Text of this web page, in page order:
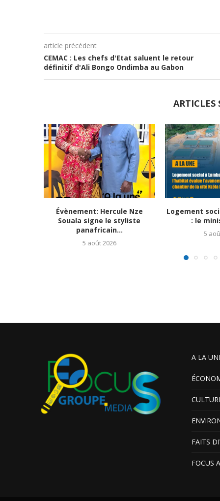
article précédent
CEMAC : Les chefs d'Etat saluent le retour
définitif d'Ali Bongo Ondimba au Gabon
ARTICLES
Évènement: Hercule Nze
Souala signe le styliste
panafricain...
5 août 2026
Logement
: le
5
A LA
FAITS
FOCUS